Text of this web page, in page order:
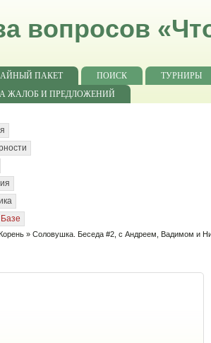
вопросов
ПАКЕТ ПОИСК
ТУРНИРЫ
ЖАЛОБ И ПРЕДЛОЖЕНИЙ
Корень » Соловушка. Беседа #2, с Андреем, Вадимом и